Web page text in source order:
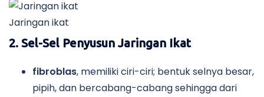
Jaringan ikat
2. Sel-Sel Penyusun Jaringan Ikat
fibroblas, memiliki ciri-ciri; bentuk selnya besar,
pipih, dan bercabang-cabang sehingga dari